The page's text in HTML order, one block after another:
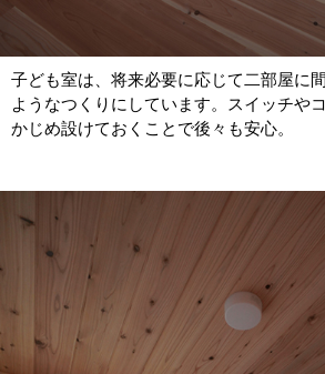
子ども室は、将来必要に応じて二部屋に
ようなつくりにしています。スイッチや
かじめ設けておくことで後々も安心。